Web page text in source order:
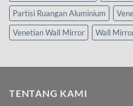
Partisi Ruangan Aluminium
Venetian Wall Mirror
Wall
TENTANG KAMI